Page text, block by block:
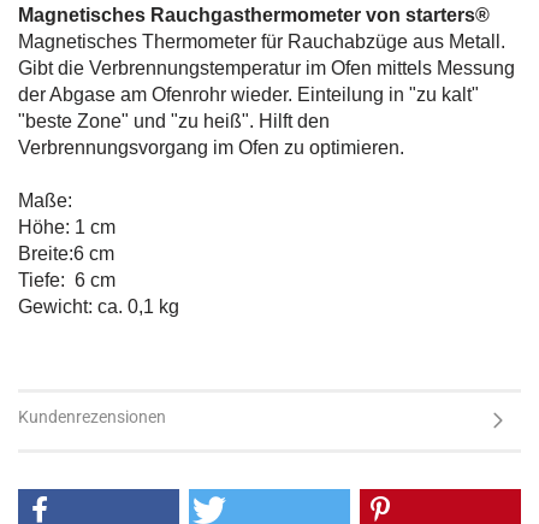
Magnetisches Rauchgasthermometer von starters®
Magnetisches Thermometer für Rauchabzüge aus Metall.
Gibt die Verbrennungstemperatur im Ofen mittels Messung
der Abgase am Ofenrohr wieder. Einteilung in "zu kalt"
"beste Zone" und "zu heiß". Hilft den
Verbrennungsvorgang im Ofen zu optimieren.
Maße:
Höhe: 1 cm
Breite:6 cm
Tiefe: 6 cm
Gewicht: ca. 0,1 kg
Kundenrezensionen